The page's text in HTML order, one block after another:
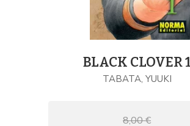
BLACK CLOVER 1
TABATA, YUUKI
8,00 €